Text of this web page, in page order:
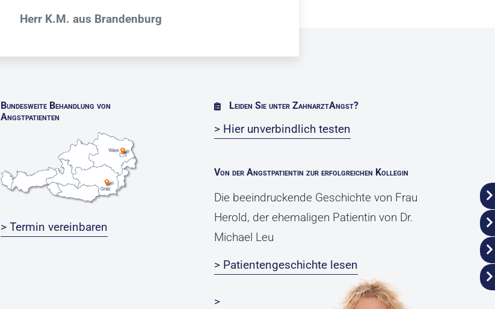
Herr K.M. aus Brandenburg
Bundesweite Behandlung von
Angstpatienten
> Termin vereinbaren
Leiden Sie unter ZahnarztAngst?
> Hier unverbindlich testen
Von der Angstpatientin zur erfolgreichen Kollegin
Die beeindruckende Geschichte von Frau
Herold, der ehemaligen Patientin von Dr.
Michael Leu
> Patientengeschichte lesen
>